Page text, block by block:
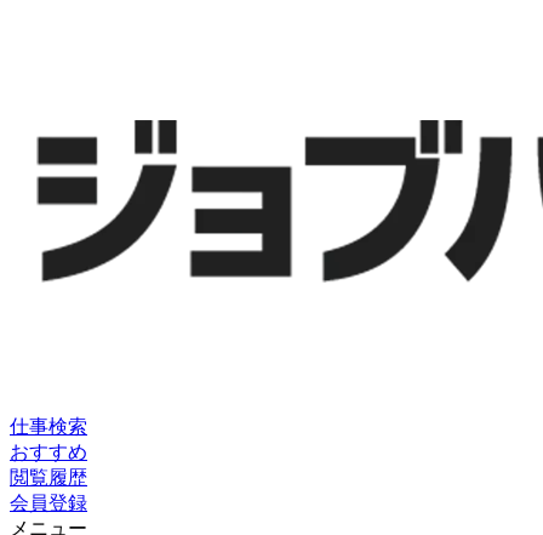
仕事検索
おすすめ
閲覧履歴
会員登録
メニュー